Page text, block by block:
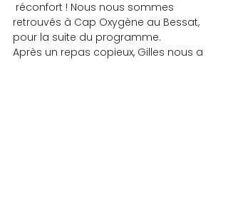
retrouvés à Cap Oxygène au Bessat,
pour la suite du programme.
Après un repas copieux, Gilles nous a